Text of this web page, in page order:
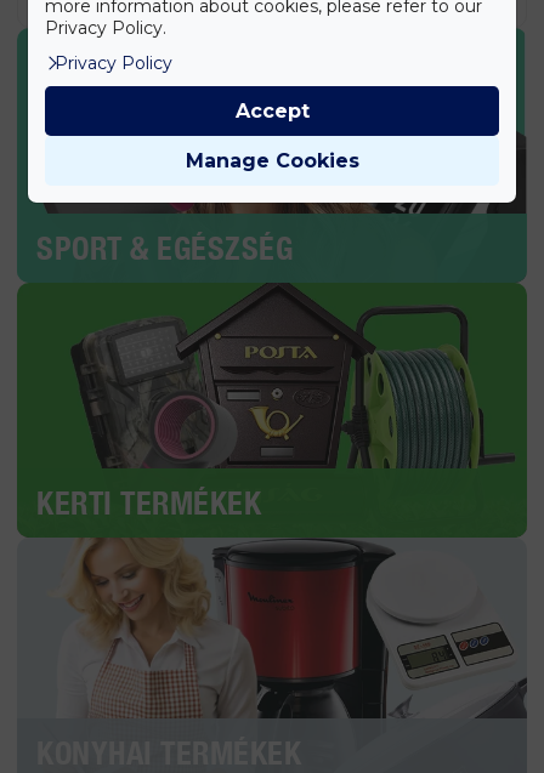
SPORT & EGÉSZSÉG
KERTI TERMÉKEK
more information about cookies, please refer to our
Privacy Policy.
Privacy Policy
Manage Cookies
Accept